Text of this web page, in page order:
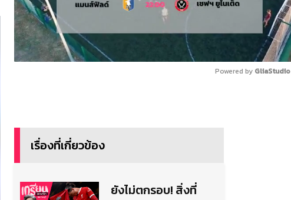
Powered by
เรื่องที่เกี่ยวข้อง
ยังไม่ตกรอบ! สิ่งที่